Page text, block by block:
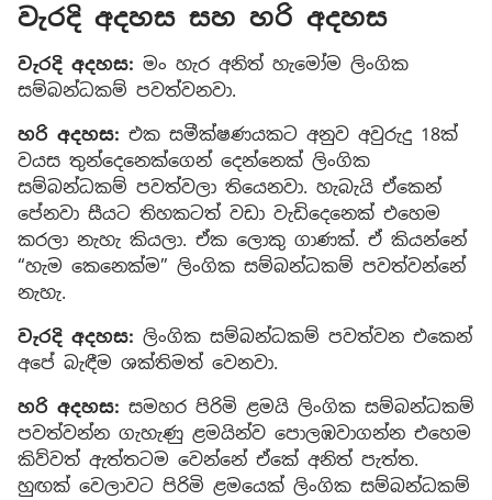
වැරදි අදහස සහ හරි අදහස
වැරදි අදහස: මං හැර අනිත් හැමෝම ලිංගික
සම්බන්ධකම් පවත්වනවා.
හරි අදහස: එක සමීක්ෂණයකට අනුව අවුරුදු 18ක්
වයස තුන්දෙනෙක්ගෙන් දෙන්නෙක් ලිංගික
සම්බන්ධකම් පවත්වලා තියෙනවා. හැබැයි ඒකෙන්
පේනවා සීයට තිහකටත් වඩා වැඩිදෙනෙක් එහෙම
කරලා නැහැ කියලා. ඒක ලොකු ගාණක්. ඒ කියන්නේ
“හැම කෙනෙක්ම” ලිංගික සම්බන්ධකම් පවත්වන්නේ
නැහැ.
වැරදි අදහස: ලිංගික සම්බන්ධකම් පවත්වන එකෙන්
අපේ බැඳීම ශක්තිමත් වෙනවා.
හරි අදහස: සමහර පිරිමි ළමයි ලිංගික සම්බන්ධකම්
පවත්වන්න ගැහැණු ළමයින්ව පොලඹවාගන්න එහෙම
කිව්වත් ඇත්තටම වෙන්නේ ඒකේ අනිත් පැත්ත.
හුඟක් වෙලාවට පිරිමි ළමයෙක් ලිංගික සම්බන්ධකම්